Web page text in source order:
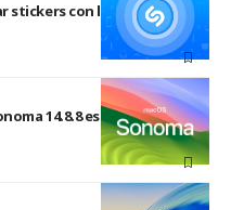
stickers con la nueva
14.8.8 están